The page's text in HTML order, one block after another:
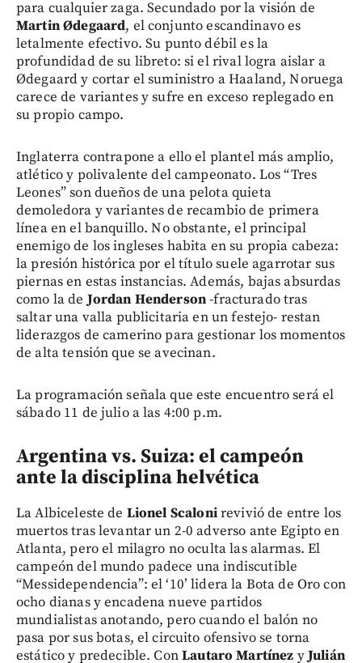
para cualquier zaga. Secundado por la visión de
Martin Ødegaard, el conjunto escandinavo es
letalmente efectivo. Su punto débil es la
profundidad de su libreto: si el rival logra aislar a
Ødegaard y cortar el suministro a Haaland, Noruega
carece de variantes y sufre en exceso replegado en
su propio campo.
Inglaterra contrapone a ello el plantel más amplio,
atlético y polivalente del campeonato. Los “Tres
Leones” son dueños de una pelota quieta
demoledora y variantes de recambio de primera
línea en el banquillo. No obstante, el principal
enemigo de los ingleses habita en su propia cabeza:
la presión histórica por el título suele agarrotar sus
piernas en estas instancias. Además, bajas absurdas
como la de Jordan Henderson-fracturado tras
saltar una valla publicitaria en un festejo- restan
liderazgos de camerino para gestionar los momentos
de alta tensión que se avecinan.
La programación señala que este encuentro será el
sábado 11 de julio a las 4:00 p.m.
Argentina vs. Suiza: el campeón
ante la disciplina helvética
La Albiceleste de Lionel Scalonirevivió de entre los
muertos tras levantar un 2-0 adverso ante Egipto en
Atlanta, pero el milagro no oculta las alarmas. El
campeón del mundo padece una indiscutible
“Messidependencia”: el ‘10’ lidera la Bota de Oro con
ocho dianas y encadena nueve partidos
mundialistas anotando, pero cuando el balón no
pasa por sus botas, el circuito ofensivo se torna
estático y predecible. ConLautaro Martínez yJulián